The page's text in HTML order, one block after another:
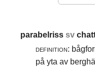
parabelrisssv
definition:
på yta av